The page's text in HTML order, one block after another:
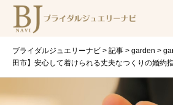
ブライダルジュエリーナビ > 記事 > garden >
田市】安心して着けられる丈夫なつくりの婚約